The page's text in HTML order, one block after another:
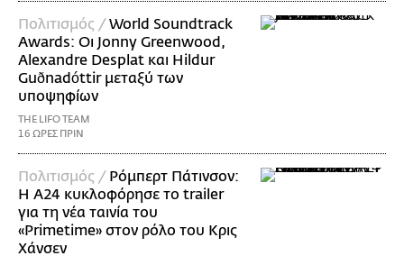
Πολιτισμός / World Soundtrack
Awards: Οι Jonny Greenwood,
Alexandre Desplat και Hildur
Guðnadóttir μεταξύ των
υποψηφίων
THE LIFO TEAM
16 ΩΡΕΣ ΠΡΙΝ
Πολιτισμός / Ρόμπερτ Πάτινσον:
Η Α24 κυκλοφόρησε το trailer
για τη νέα ταινία του
«Primetime» στον ρόλο του Κρις
Χάνσεν